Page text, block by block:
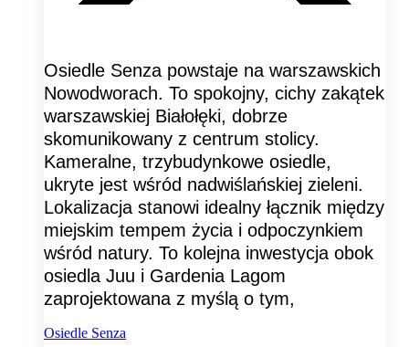
Osiedle Senza powstaje na warszawskich
Nowodworach. To spokojny, cichy zakątek
warszawskiej Białołęki, dobrze
skomunikowany z centrum stolicy.
Kameralne, trzybudynkowe osiedle,
ukryte jest wśród nadwiślańskiej zieleni.
Lokalizacja stanowi idealny łącznik między
miejskim tempem życia i odpoczynkiem
wśród natury. To kolejna inwestycja obok
osiedla Juu i Gardenia Lagom
zaprojektowana z myślą o tym,
Osiedle Senza